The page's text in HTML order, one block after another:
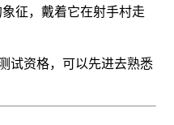
征，戴着它在射手村走
试资格，可以先进去熟悉